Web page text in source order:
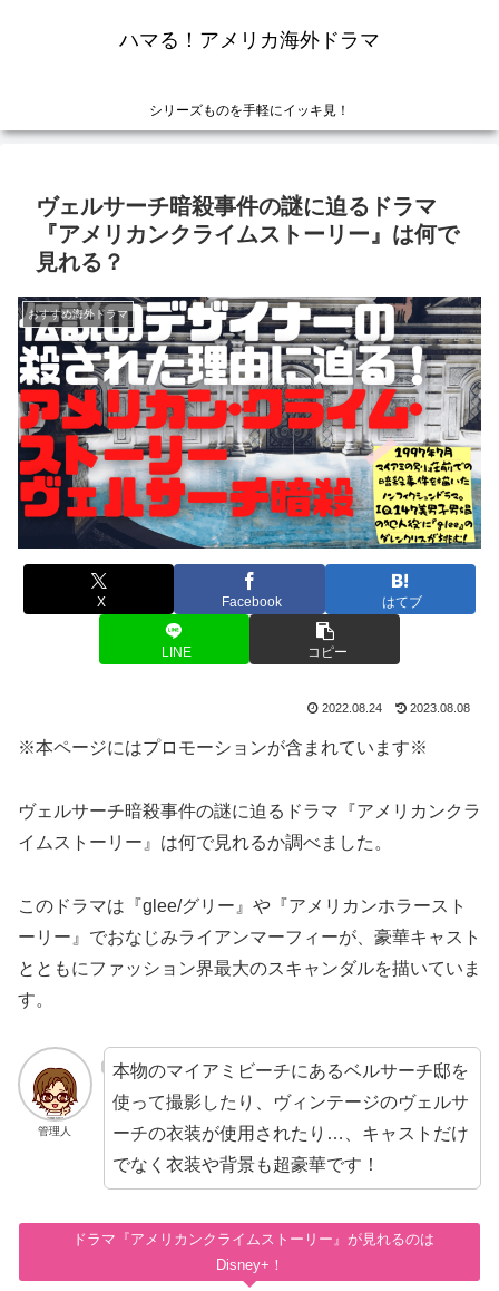
ハマる！アメリカ海外ドラマ
シリーズものを手軽にイッキ見！
ヴェルサーチ暗殺事件の謎に迫るドラマ
『アメリカンクライムストーリー』は何で
見れる？
おすすめ海外ドラマ
X Facebook はてブ
LINE コピー
2022.08.24 2023.08.08
※本ページにはプロモーションが含まれています※
ヴェルサーチ暗殺事件の謎に迫るドラマ『アメリカンクラ
イムストーリー』は何で見れるか調べました。
このドラマは『glee/グリー』や『アメリカンホラースト
ーリー』でおなじみライアンマーフィーが、豪華キャスト
とともにファッション界最大のスキャンダルを描いていま
す。
管理人
本物のマイアミビーチにあるベルサーチ邸を
使って撮影したり、ヴィンテージのヴェルサ
ーチの衣装が使用されたり…、キャストだけ
でなく衣装や背景も超豪華です！
ドラマ『アメリカンクライムストーリー』が見れるのは
Disney+！